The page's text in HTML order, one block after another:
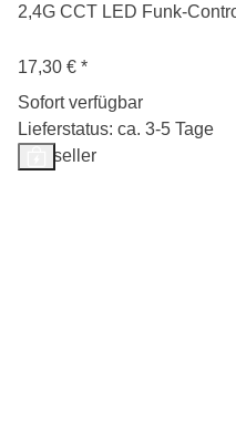
2,4G CCT LED Funk-
17,30 € *
Sofort verfügbar
Lieferstatus: ca. 3-5 Tage
Bestseller